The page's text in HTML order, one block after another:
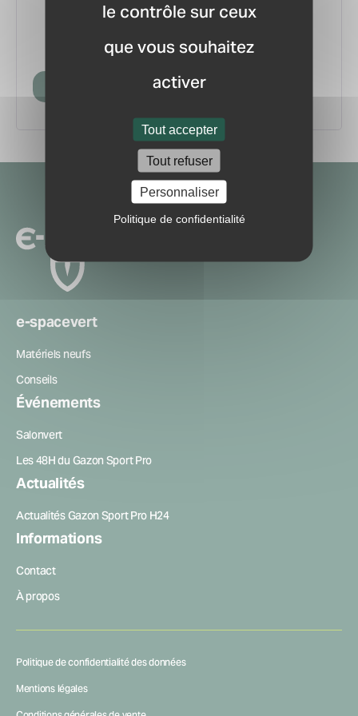
le contrôle sur ceux
que vous souhaitez
activer
Tout accepter
Tout refuser
Personnaliser
Politique de confidentialité
pour ne manquer aucune
information ou nouveauté du marché.
Créer mon compte
e-spacevert
Matériels neufs
Conseils
Événements
Salonvert
Les 48H du Gazon Sport Pro
Actualités
Actualités Gazon Sport Pro H24
Informations
Contact
À propos
Politique de confidentialité des données
Mentions légales